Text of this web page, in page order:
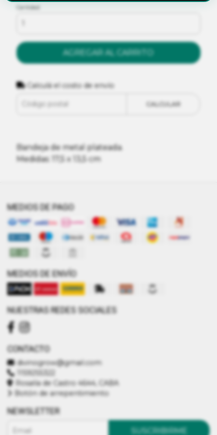
Cantidad
AGREGAR AL CARRITO
Calculá el costo de envío
CALCULAR
Bandeja de metal plateada.
Medidas: 17,5 x 13,5 cm
MEDIOS DE PAGO
MEDIOS DE ENVÍO
NUESTRAS REDES SOCIALES
CONTACTO
divinogrow@gmail.com
1159255322
Rosalía de Castro 4644, CABA
Botón de arrepentimiento
NEWSLETTER
SUSCRIBIRME